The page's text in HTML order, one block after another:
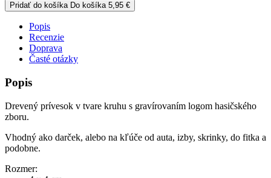
Pridať do košíka Do košíka 5,95 €
Popis
Recenzie
Doprava
Časté otázky
Popis
Drevený prívesok v tvare kruhu s gravírovaním logom hasičského
zboru.
Vhodný ako darček, alebo na kľúče od auta, izby, skrinky, do fitka a
podobne.
Rozmer: